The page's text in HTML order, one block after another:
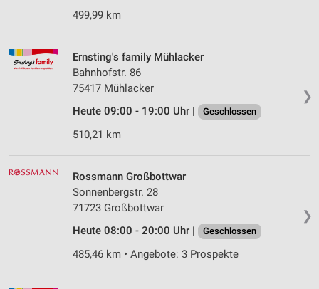
499,99 km
❯
Ernsting's family Mühlacker
Bahnhofstr. 86
75417 Mühlacker
Heute 09:00 - 19:00 Uhr |
Geschlossen
510,21 km
❯
Rossmann Großbottwar
Sonnenbergstr. 28
71723 Großbottwar
Heute 08:00 - 20:00 Uhr |
Geschlossen
485,46 km • Angebote: 3 Prospekte